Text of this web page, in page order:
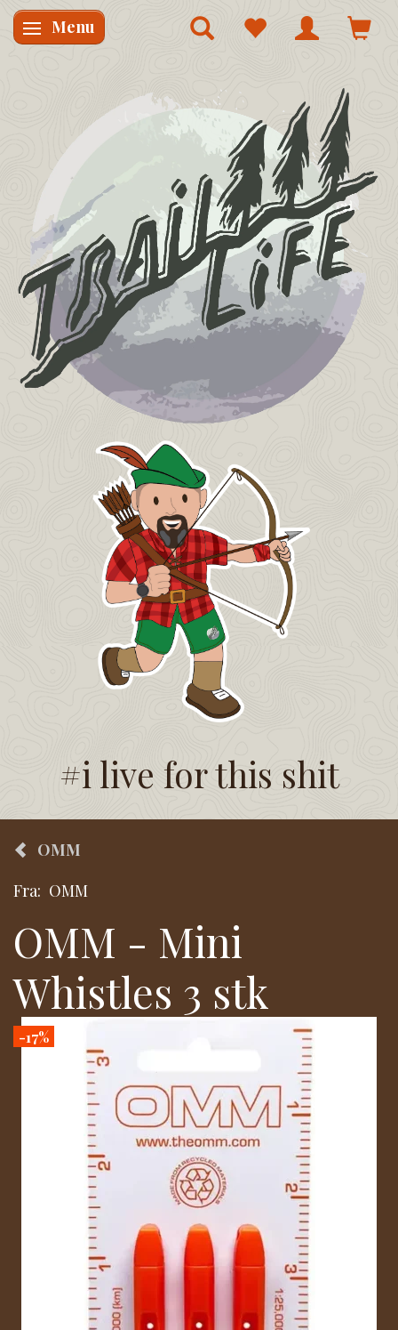
Skifte navigation
Menu
#i live for this shit
OMM
Fra: OMM
OMM - Mini
Whistles 3 stk
-17%